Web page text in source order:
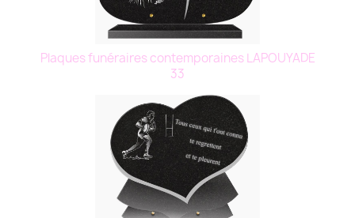
Plaques funéraires contemporaines LAPOUYADE
33